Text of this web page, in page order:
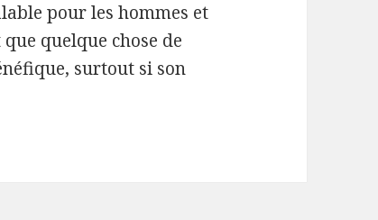
pour les hommes et
quelque chose de
surtout si son